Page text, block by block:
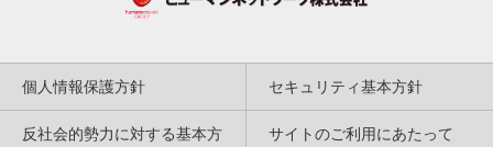
個人情報保護方針 セキュリティ基本方針
反社会的勢力に対する基本方
サイトのご利用にあたって